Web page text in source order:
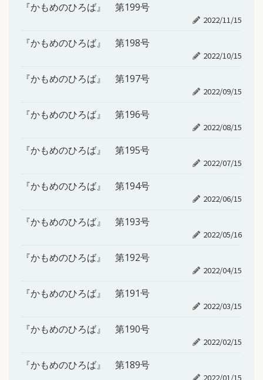
『かもめのひろば』 第199号
2022/11/15
『かもめのひろば』 第198号
2022/10/15
『かもめのひろば』 第197号
2022/09/15
『かもめのひろば』 第196号
2022/08/15
『かもめのひろば』 第195号
2022/07/15
『かもめのひろば』 第194号
2022/06/15
『かもめのひろば』 第193号
2022/05/16
『かもめのひろば』 第192号
2022/04/15
『かもめのひろば』 第191号
2022/03/15
『かもめのひろば』 第190号
2022/02/15
『かもめのひろば』 第189号
2022/01/15